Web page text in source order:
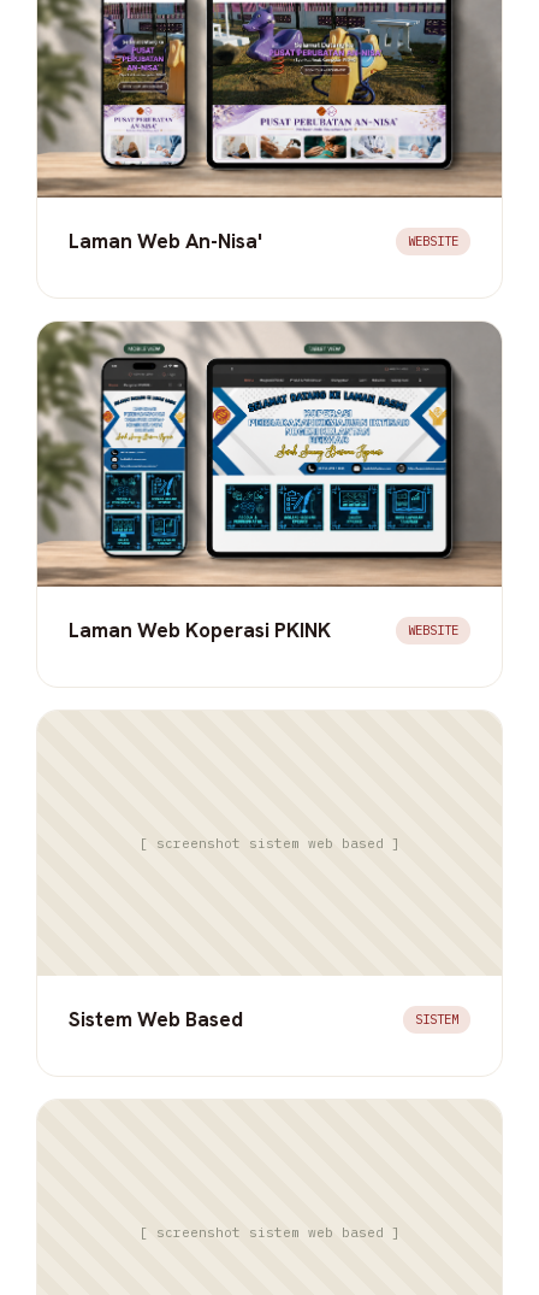
Laman Web An-Nisa' WEBSITE
Laman Web Koperasi PKINK WEBSITE
[ screenshot sistem web based ]
Sistem Web Based SISTEM
[ screenshot sistem web based ]